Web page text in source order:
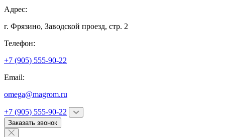
Адрес:
г. Фрязино, Заводской проезд, стр. 2
Телефон:
+7 (905) 555-90-22
Email:
omega@magrom.ru
+7 (905) 555-90-22
Заказать звонок